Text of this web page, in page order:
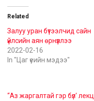
Related
Залуу уран бүтээлчид сайн
үйлсийн аян өрнүүллээ
2022-02-16
In "Цаг үеийн мэдээ"
“Аз жаргалтай гэр бүл’ лекц